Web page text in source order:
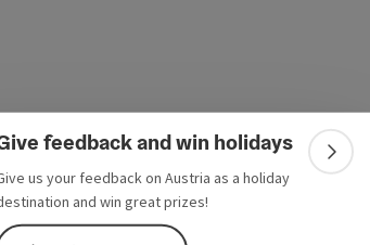
feedback and win holidays
us your feedback on Austria as a holiday
and win great prizes!